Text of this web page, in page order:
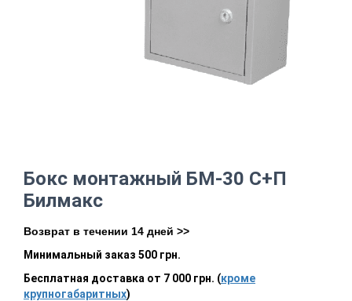
Бокс монтажный БМ-30 С+П
Билмакс
Возврат в течении 14 дней >>
Минимальный заказ 500 грн.
Бесплатная доставка от 7 000 грн. (кроме
крупногабаритных)